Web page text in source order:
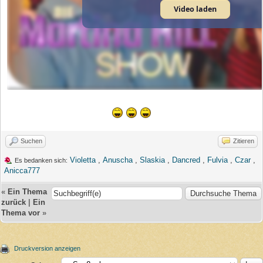
Video laden
Suchen Zitieren
Es bedanken sich: Violetta, Anuscha, Slaskia, Dancred , Fulvia, Czar,
Anicca777
« Ein Thema
zurück
Ein
Thema vor »
Druckversion anzeigen